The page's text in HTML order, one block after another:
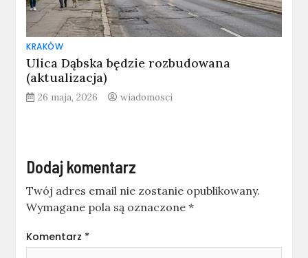
KRAKÓW
Ulica Dąbska będzie rozbudowana
(aktualizacja)
26 maja, 2026 wiadomosci
Dodaj komentarz
Twój adres email nie zostanie opublikowany.
Wymagane pola są oznaczone*
Komentarz *